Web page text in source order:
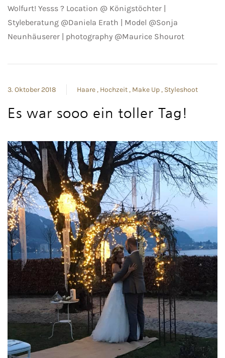
Wolfurt! Yesss ? Location @ Königstöchter |
Styleberatung @Daniela Erath | Model @Sonja
Neunhäuserer | photography @Maurice Shourot
3. Oktober 2018 Haare Hochzeit Make Up Styleshoot
Es war sooo ein toller Tag!